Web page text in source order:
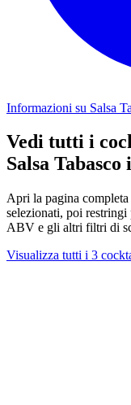
Informazioni su Salsa
Vedi tutti i
Salsa
Apri la pagina
selezionati, poi
ABV e gli altri filtri di
Visualizza tutti i 3